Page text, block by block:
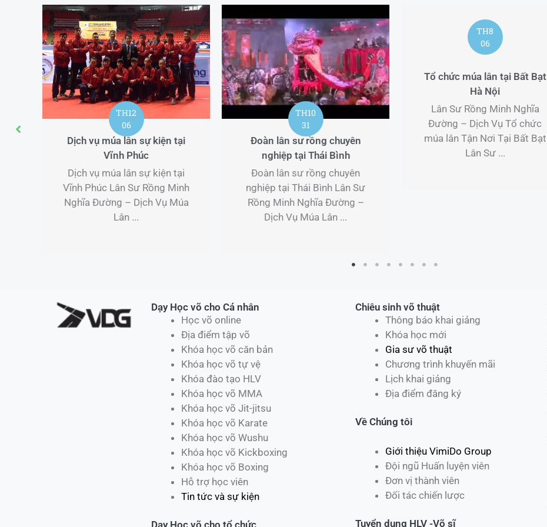
TH12
06
Dịch vụ múa lân sự kiện tại
Vĩnh Phúc
Dịch vụ múa lân sự kiện tại
Vĩnh Phúc Lân Sư Rồng Minh
Nghĩa Đường – Dịch Vụ Múa
Lân ...
TH10
31
Đoàn lân sư rồng chuyên
nghiệp tại Thái Bình
Đoàn lân sư rồng chuyên
nghiệp tại Thái Bình Lân Sư
Rồng Minh Nghĩa Đường –
Dịch Vụ Múa Lân ...
TH8
06
Tổ chức múa lân tại Bất Bạt
Hà Nội
Lân Sư Rồng Minh Nghĩa
Đường – Dịch Vụ Tổ chức
múa lân Tận Nơi Tại Bất Bạt
Lân Sư ...
Dạy Học võ cho Cá nhân
Học võ online
Địa điểm tập võ
Khóa học võ căn bản
Khóa học võ tự vệ
Khóa đào tạo HLV
Khóa học võ MMA
Khóa học võ Jit-jitsu
Khóa học võ Karate
Khóa học võ Wushu
Khóa học võ Kickboxing
Khóa học võ Boxing
Hỗ trợ học viên
Tin tức và sự kiện
Chiêu sinh võ thuật
Thông báo khai giảng
Khóa học mới
Gia sư võ thuật
Chương trình khuyến mãi
Lịch khai giảng
Địa điểm đăng ký
Về Chúng tôi
Giới thiệu VimiDo Group
Đội ngũ Huấn luyện viên
Đơn vị thành viên
Đối tác chiến lược
Tuyển dụng HLV -Võ sĩ